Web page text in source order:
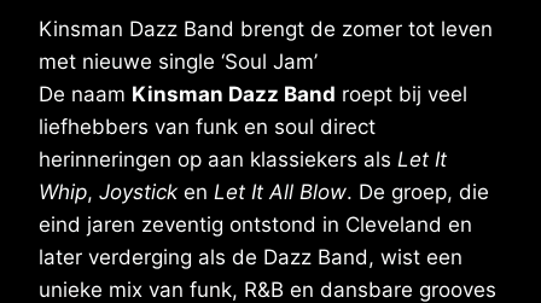
Kinsman Dazz Band brengt de zomer tot leven
met nieuwe single ‘Soul Jam’
De naam Kinsman Dazz Band roept bij veel
liefhebbers van funk en soul direct
herinneringen op aan klassiekers als Let It
Whip, Joystick en Let It All Blow. De groep, die
eind jaren zeventig ontstond in Cleveland en
later verderging als de Dazz Band, wist een
unieke mix van funk, R&B en dansbare grooves